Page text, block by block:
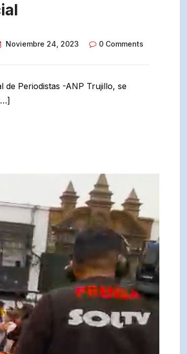
Noviembre 24, 2023 0 Comments
de Periodistas -ANP Trujillo, se